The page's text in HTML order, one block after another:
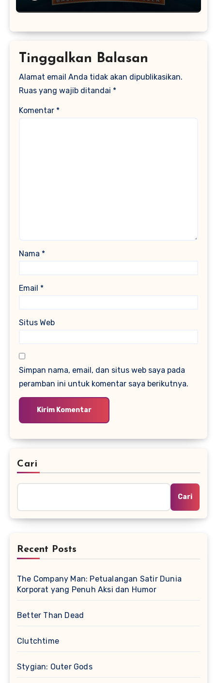
Tinggalkan Balasan
Alamat email Anda tidak akan dipublikasikan.
Ruas yang wajib ditandai *
Komentar *
Nama *
Email *
Situs Web
Simpan nama, email, dan situs web saya pada
peramban ini untuk komentar saya berikutnya.
Cari
Cari
Recent Posts
The Company Man: Petualangan Satir Dunia
Korporat yang Penuh Aksi dan Humor
Better Than Dead
Clutchtime
Stygian: Outer Gods